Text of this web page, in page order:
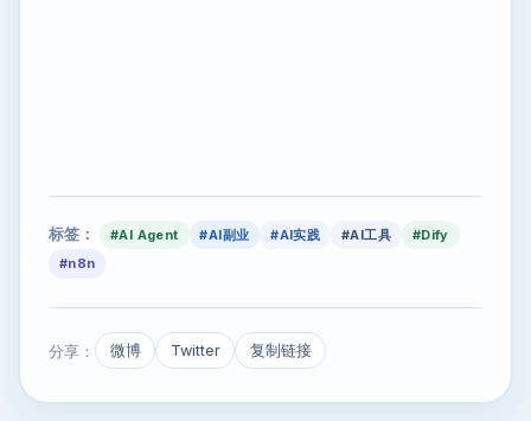
标签： #AI Agent #AI副业 #AI实践 #AI工具
#Dify
#n8n
分享： 微博 Twitter 复制链接